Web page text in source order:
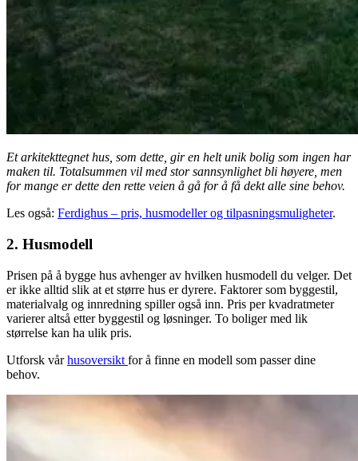
Et arkitekttegnet hus, som dette, gir en helt unik bolig som ingen har
maken til. Totalsummen vil med stor sannsynlighet bli høyere, men
for mange er dette den rette veien å gå for å få dekt alle sine behov.
Les også: Ferdighus – pris, husmodeller og tilpasningsmuligheter.
2. Husmodell
Prisen på å bygge hus avhenger av hvilken husmodell du velger. Det
er ikke alltid slik at et større hus er dyrere. Faktorer som byggestil,
materialvalg og innredning spiller også inn. Pris per kvadratmeter
varierer altså etter byggestil og løsninger. To boliger med lik
størrelse kan ha ulik pris.
Utforsk vårhusoversikt for å finne en modell som passer dine
behov.